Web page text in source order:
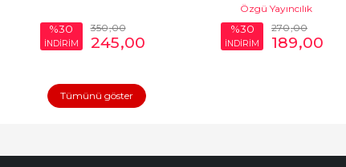
%30
İNDİRİM
350,00
245,00
Özgü Yayıncılık
%30
İNDİRİM
270,00
189,00
Tümünü göster